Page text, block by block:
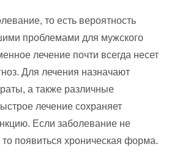
то есть вероятность
проблемами для мужского
лечение почти всегда несет
Для лечения назначают
а также различные
лечение сохраняет
Если заболевание не
появиться хроническая форма.